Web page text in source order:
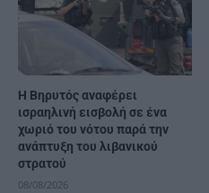
Η Βηρυτός αναφέρει
ισραηλινή εισβολή σε ένα
χωριό του νότου παρά την
ανάπτυξη του λιβανικού
στρατού
08/08/2026